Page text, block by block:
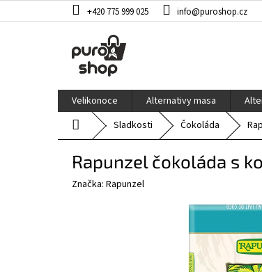
na
+420 775 999 025 info@puroshop.cz
Velikonoce Alternativy masa
Domů Sladkosti Čokoláda
Rapunzel čokoláda s
Značka: Rapunzel